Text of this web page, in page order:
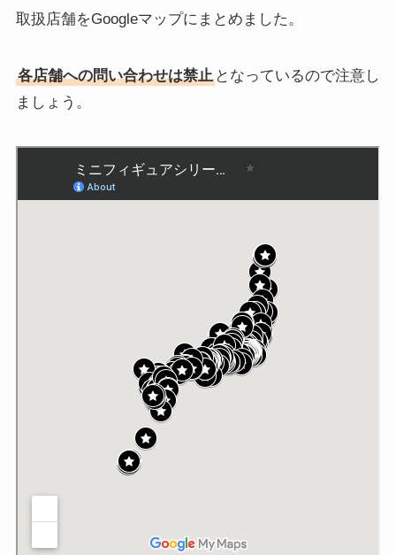
取扱店舗をGoogleマップにまとめました。
各店舗への問い合わせは禁止となっているので注意し
ましょう。